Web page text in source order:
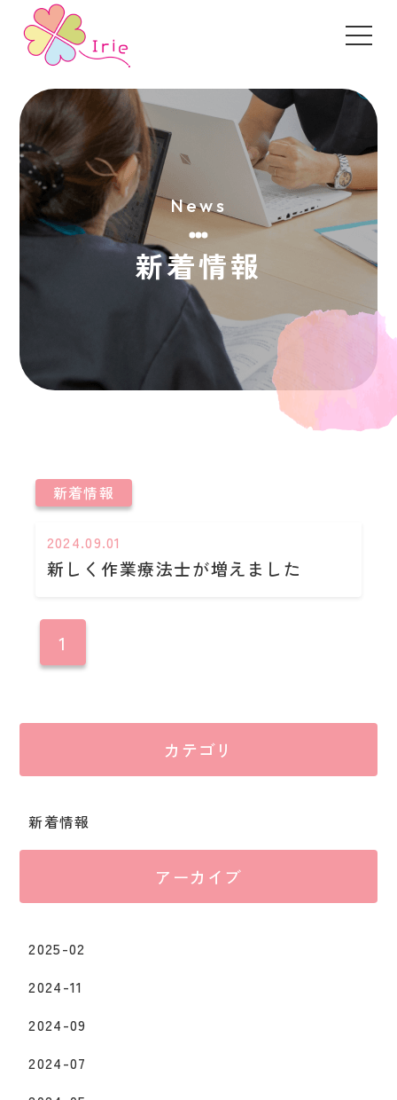
News
新着情報
新着情報
2024.09.01
新しく作業療法士が増えました
1
カテゴリ
新着情報
アーカイブ
2025-02
2024-11
2024-09
2024-07